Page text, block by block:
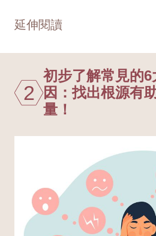
延伸閱讀
2
初步了解常見的
因：找出根源有
量！